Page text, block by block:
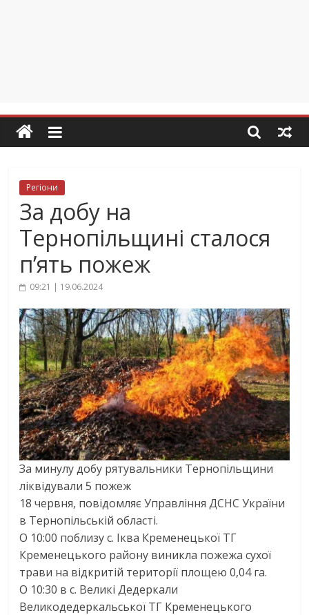
Регіони
За добу на
Тернопільщині сталося
п’ять пожеж
09:21 | 19.06.2024
За минулу добу рятувальники Тернопільщини
ліквідували 5 пожеж
18 червня, повідомляє Управління ДСНС України
в Тернопільській області.
О 10:00 поблизу с. Іква Кременецької ТГ
Кременецького району виникла пожежа сухої
трави на відкритій території площею 0,04 га.
О 10:30 в с. Великі Дедеркали
Великодедеркальської ТГ Кременецького